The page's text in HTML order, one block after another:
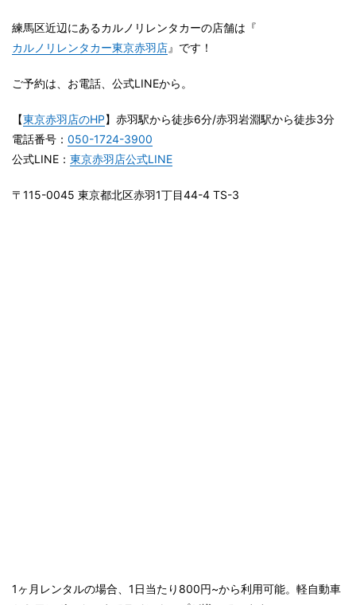
練馬区近辺にあるカルノリレンタカーの店舗は『
カルノリレンタカー東京赤羽店』です！
ご予約は、お電話、公式LINEから。
【東京赤羽店のHP】赤羽駅から徒歩6分/赤羽岩淵駅から徒歩3分
電話番号： 050-1724-3900
公式LINE： 東京赤羽店公式LINE
〒115-0045 東京都北区赤羽1丁目44-4 TS-3
1ヶ月レンタルの場合、1日当たり800円~から利用可能。軽自動車